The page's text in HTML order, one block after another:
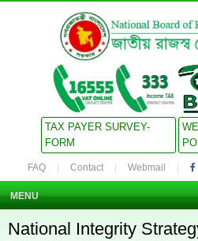
TAX PAYER SURVEY-
FORM
FAQ Contact Webmail
MENU
National Integrity